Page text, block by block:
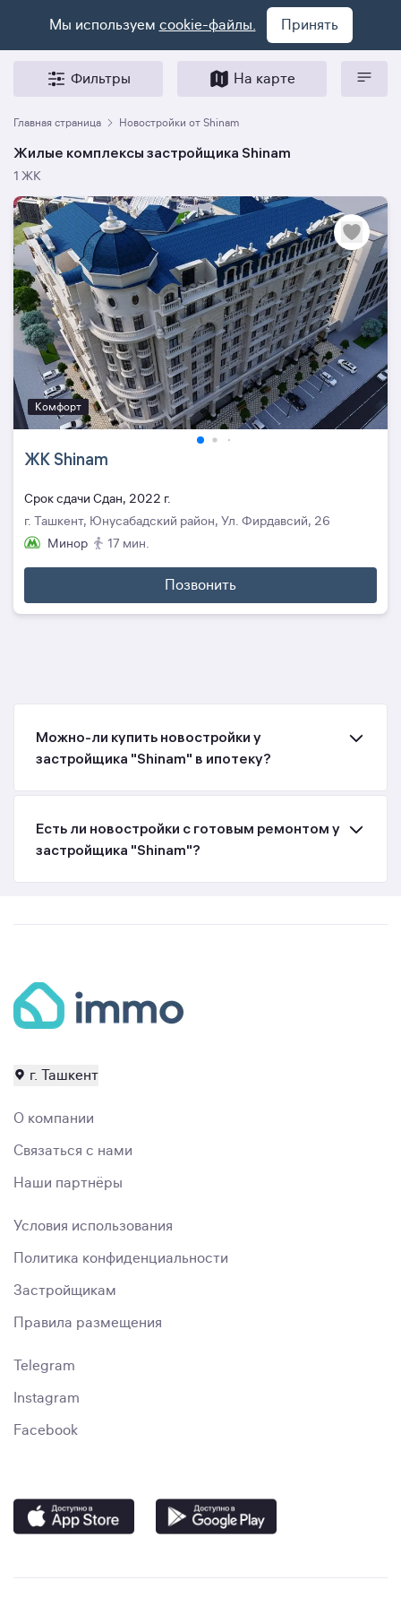
Мы используем cookie-файлы. Принять
Фильтры На карте
Главная страница Новостройки от Shinam
Жилые комплексы застройщика Shinam
1 ЖК
Комфорт
ЖК Shinam
Cрок сдачи Сдан, 2022 г.
г. Ташкент, Юнусабадский район, Ул. Фирдавсий, 26
Минор
17 мин.
Позвонить
Можно-ли купить новостройки у
застройщика "Shinam" в ипотеку?
Есть ли новостройки с готовым ремонтом у
застройщика "Shinam"?
г. Ташкент
О компании
Связаться с нами
Наши партнёры
Условия использования
Политика конфиденциальности
Застройщикам
Правила размещения
Telegram
Instagram
Facebook